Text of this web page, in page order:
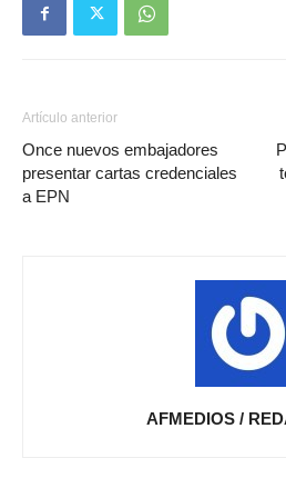
Artículo anterior
Once nuevos embajadores
presentar cartas credenciales
a EPN
AFMEDIOS /